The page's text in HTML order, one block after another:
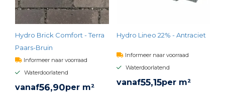
Hydro Brick Comfort - Terra
Paars-Bruin
Informeer naar voorraad
Waterdoorlatend
vanaf56,90per m²
Hydro Lineo 22% - Antraciet
Informeer naar voorraad
Waterdoorlatend
vanaf55,15per m²